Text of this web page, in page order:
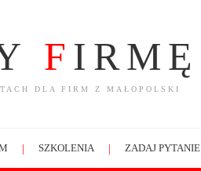
F IRMĘ
DLA FIRM Z MAŁOPOLSKI
SZKOLENIA ZADAJ PYTANIE